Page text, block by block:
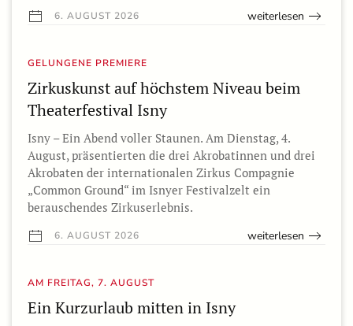
6. AUGUST 2026 weiterlesen
GELUNGENE PREMIERE
Zirkuskunst auf höchstem Niveau beim
Theaterfestival Isny
Isny – Ein Abend voller Staunen. Am Dienstag, 4.
August, präsentierten die drei Akrobatinnen und drei
Akrobaten der internationalen Zirkus Compagnie
„Common Ground“ im Isnyer Festivalzelt ein
berauschendes Zirkuserlebnis.
6. AUGUST 2026 weiterlesen
AM FREITAG, 7. AUGUST
Ein Kurzurlaub mitten in Isny